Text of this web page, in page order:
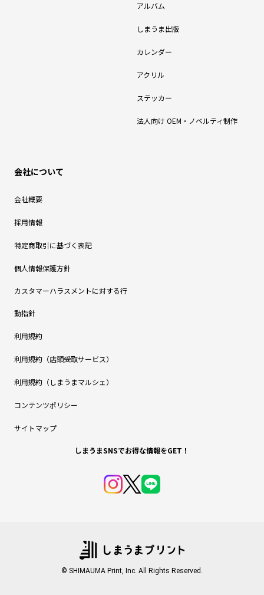
アルバム
しまうま出版
カレンダー
アクリル
ステッカー
法人向け OEM・ノベルティ制作
会社について
会社概要
採用情報
特定商取引に基づく表記
個人情報保護方針
カスタマーハラスメントに対する行
動指針
利用規約
利用規約（店頭受取サービス）
利用規約（しまうまマルシェ）
コンテンツポリシー
サイトマップ
しまうまSNSでお得な情報をGET！
© SHIMAUMA Print, Inc. All Rights Reserved.